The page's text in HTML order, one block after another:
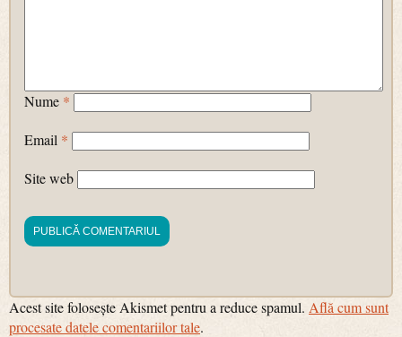
Nume *
Email *
Site web
Acest site folosește Akismet pentru a reduce spamul. Află cum sunt
procesate datele comentariilor tale.